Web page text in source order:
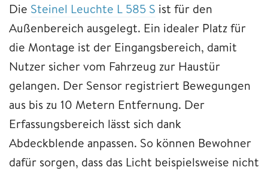
Die Steinel Leuchte L 585 S ist für den
Außenbereich ausgelegt. Ein idealer Platz für
die Montage ist der Eingangsbereich, damit
Nutzer sicher vom Fahrzeug zur Haustür
gelangen. Der Sensor registriert Bewegungen
aus bis zu 10 Metern Entfernung. Der
Erfassungsbereich lässt sich dank
Abdeckblende anpassen. So können Bewohner
dafür sorgen, dass das Licht beispielsweise nicht